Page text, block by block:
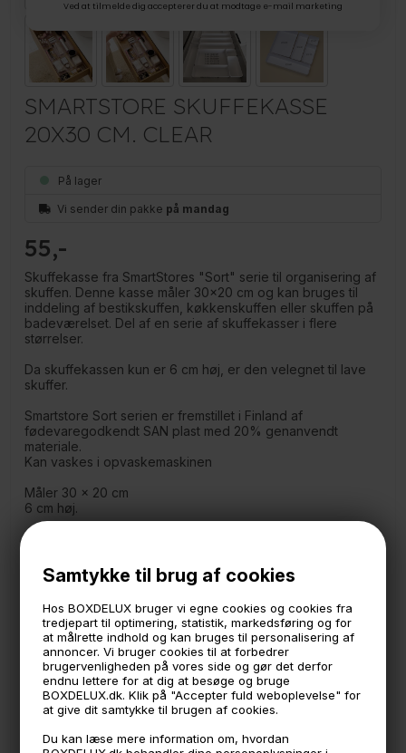
Samtykke til brug af cookies
Hos BOXDELUX bruger vi egne cookies og cookies fra
tredjepart til optimering, statistik, markedsføring og for
at målrette indhold og kan bruges til personalisering af
annoncer. Vi bruger cookies til at forbedrer
brugervenligheden på vores side og gør det derfor
endnu lettere for at dig at besøge og bruge
BOXDELUX.dk. Klik på "Accepter fuld weboplevelse" for
at give dit samtykke til brugen af cookies.
Du kan læse mere information om, hvordan
SMARTSTORE SKUFFEKASSE
20X30 CM. CLEAR
På lager
Vi sender din pakke på mandag
55
Skuffekasse fra SmartStores "Sort" serie til organisering af
skuffen. Denne kasse måler 30x20 cm og kan bruges til
inddeling af bestikskuffen, køkkenskuffen eller skuffen på
badeværelset. Del af en serie af skuffekasser i flere
størrelser.
Da skuffekassen kun er 6 cm høj, er den velegnet til lave
skuffer.
Smartstore Sort serien er fremstillet i Finland af
fødevaregodkendt SAN plast med 20% genanvendt
materiale.
Kan vaskes i opvaskemaskinen
Måler 30 x 20 cm
6 cm høj.
🌟 4,9 med over 1200 anmeldelser ★★★★★
📦 Fragtfri v. køb over 999,- ellers fra 49,- med GLS
💳 Betal med
📱 Kundeservice 50446800 (9-12)
Kundeservicemail@boxdelux.dk(24/7)
Ved at tilmelde dig accepterer du at modtage e-mail marketing